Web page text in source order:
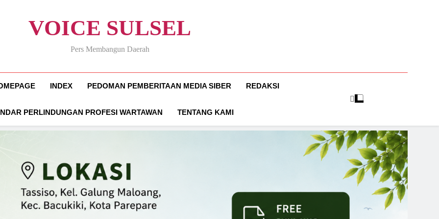
VOICE SULSEL
Pers Membangun Daerah
INDEX PEDOMAN PEMBERITAAN MEDIA SIBER REDAKSI
PERLINDUNGAN PROFESI WARTAWAN TENTANG KAMI